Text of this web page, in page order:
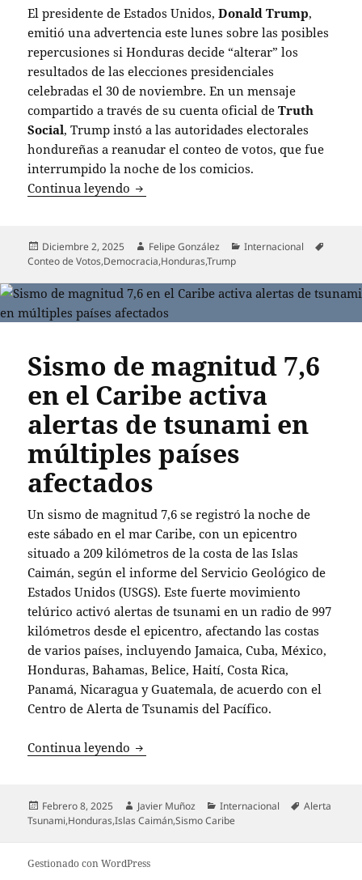
El presidente de Estados Unidos,Donald Trump,
emitió una advertencia este lunes sobre las posibles
repercusiones si Honduras decide “alterar” los
resultados de las elecciones presidenciales
celebradas el 30 de noviembre. En un mensaje
compartido a través de su cuenta oficial deTruth
Social, Trump instó a las autoridades electorales
hondureñas a reanudar el conteo de votos, que fue
interrumpido la noche de los comicios.
Continua leyendo Donald Trump advierte a Honduras
Publicado
el
Diciembre 2, 2025 Autor
Felipe González Categorías
Internacional
Conteo de Votos,Democracia,Honduras,Trump
Sismo de magnitud 7,6
en el Caribe activa
alertas de tsunami en
múltiples países
afectados
Un sismo de magnitud 7,6 se registró la noche de
este sábado en el mar Caribe, con un epicentro
situado a 209 kilómetros de la costa de las Islas
Caimán, según el informe del Servicio Geológico de
Estados Unidos (USGS). Este fuerte movimiento
telúrico activó alertas de tsunami en un radio de 997
kilómetros desde el epicentro, afectando las costas
de varios países, incluyendo Jamaica, Cuba, México,
Honduras, Bahamas, Belice, Haití, Costa Rica,
Panamá, Nicaragua y Guatemala, de acuerdo con el
Centro de Alerta de Tsunamis del Pacífico.
Continua leyendo Sismo de magnitud 7,6 en el Caribe
Publicado
el
Febrero 8, 2025 Autor
Javier Muñoz Categorías
Internacional Etiquetas
Alerta
Tsunami,Honduras,Islas Caimán,Sismo Caribe
Gestionado con WordPress